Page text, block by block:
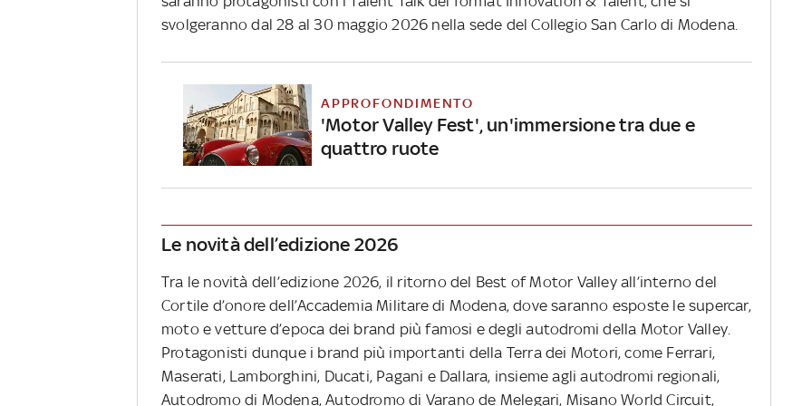
svolgeranno dal 28 al 30 maggio 2026 nella sede del Collegio San Carlo di Modena.
APPROFONDIMENTO
'Motor Valley Fest', un'immersione tra due e
quattro ruote
Le novità dell’edizione 2026
Tra le novità dell’edizione 2026, il ritorno del Best of Motor Valley all’interno del
Cortile d’onore dell’Accademia Militare di Modena, dove saranno esposte le supercar,
moto e vetture d’epoca dei brand più famosi e degli autodromi della Motor Valley.
Protagonisti dunque i brand più importanti della Terra dei Motori, come Ferrari,
Maserati, Lamborghini, Ducati, Pagani e Dallara, insieme agli autodromi regionali,
Autodromo di Modena, Autodromo di Varano de Melegari, Misano World Circuit,